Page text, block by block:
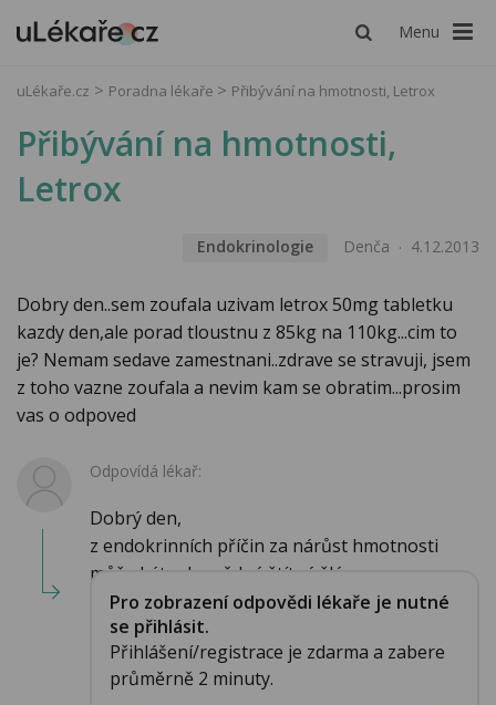
Menu
uLékaře.cz Poradna lékaře Přibývání na hmotnosti, Letrox
Přibývání na hmotnosti,
Letrox
Endokrinologie Denča 4.12.2013
Dobry den..sem zoufala uzivam letrox 50mg tabletku
kazdy den,ale porad tloustnu z 85kg na 110kg...cim to
je? Nemam sedave zamestnani..zdrave se stravuji, jsem
z toho vazne zoufala a nevim kam se obratim...prosim
vas o odpoved
Odpovídá lékař:
Dobrý den,
z endokrinních příčin za nárůst hmotnosti
může být odpovědná štítná žlá...
Pro zobrazení odpovědi lékaře je nutné
se přihlásit.
Přihlášení/registrace je zdarma a zabere
průměrně 2 minuty.